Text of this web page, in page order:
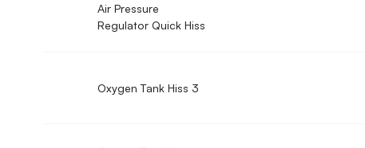
Air Pressure
Regulator Quick Hiss
Oxygen Tank Hiss 3